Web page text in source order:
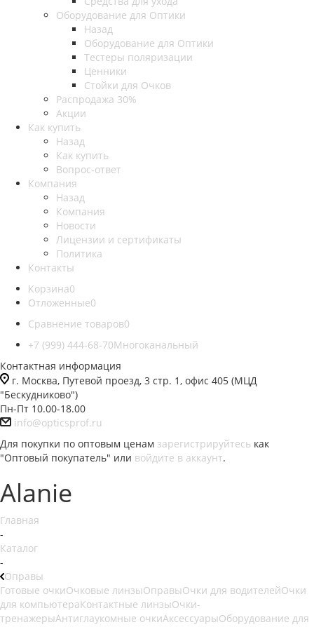
Оборудование для Оптики
Назад
Оборудование для Оптики
Тестеры поляризации
Ценники
Стойки для Очков
Распродажа 30%
Акции
Как купить
Назад
Как купить
Вопрос-ответ
Компания
Назад
Компания
Новости
Лицензии и сертификаты
Политика
Контакты
Корзина0
Отложенные0
Сравнение товаров0
+7 (999) 444-68-70Многоканальный
Контактная информация
г. Москва, Путевой проезд, 3 стр. 1, офис 405 (МЦД
"Бескудниково")
Пн-Пт 10.00-18.00
info@opticsprof.ru
Для покупки по оптовым ценам зарегистрируйтесь как
"Оптовый покупатель" или войдите в аккаунт.
Alanie
Главная
-
Каталог
-
Оправы
Готовые очкиОчковые линзыОправыОчки для водителейОчки
для компьютераКонтактные линзыОчки-
тренажерыАнтиглаукомные очкиАксессуарыОборудование для